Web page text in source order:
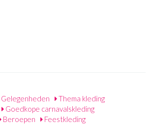
Gelegenheden
Thema kleding
Goedkope carnavalskleding
Beroepen
Feestkleding